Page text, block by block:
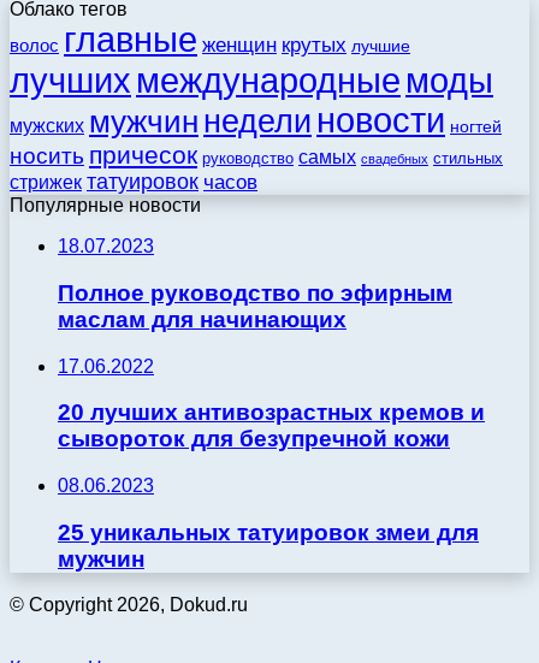
Облако тегов
волос главные женщин крутых лучшие
лучших международные моды
мужских мужчин недели новости ногтей
носить причесок руководство самых свадебных стильных
стрижек татуировок часов
Популярные новости
18.07.2023
Полное руководство по эфирным
маслам для начинающих
17.06.2022
20 лучших антивозрастных кремов и
сывороток для безупречной кожи
08.06.2023
25 уникальных татуировок змеи для
мужчин
© Copyright 2026, Dokud.ru